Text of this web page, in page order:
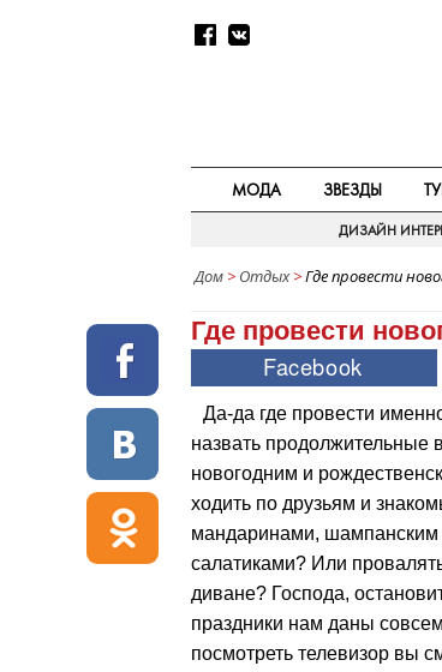
МОДА ЗВЕЗДЫ
ДИЗАЙН
Дом > Отдых>Где провести
Где провести
Да-да где провести
назвать
новогодним и
ходить по друзьям и
мандаринами, шампанским
салатиками? Или
диване? Господа,
праздники нам даны
посмотреть телевизор вы